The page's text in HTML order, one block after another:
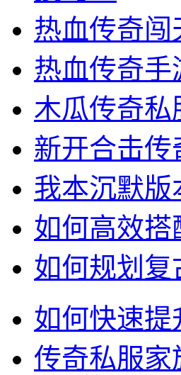
热血传奇
热血传奇
木瓜传奇
新开合击传
我本沉默
如何高效搭
如何规划
如何快速
传奇私服家